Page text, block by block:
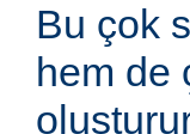
Bu çok
hem de